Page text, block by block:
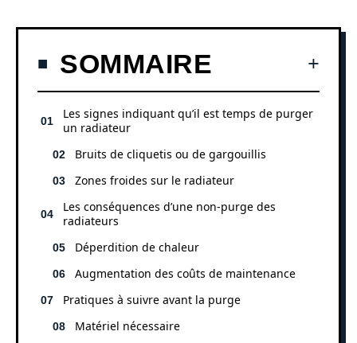
SOMMAIRE
Les signes indiquant qu’il est temps de purger
un radiateur
Bruits de cliquetis ou de gargouillis
Zones froides sur le radiateur
Les conséquences d’une non-purge des
radiateurs
Déperdition de chaleur
Augmentation des coûts de maintenance
Pratiques à suivre avant la purge
Matériel nécessaire